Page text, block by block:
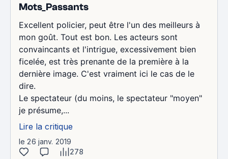
Mots_Passants
Excellent policier, peut être l'un des meilleurs à
mon goût. Tout est bon. Les acteurs sont
convaincants et l'intrigue, excessivement bien
ficelée, est très prenante de la première à la
dernière image. C'est vraiment ici le cas de le
dire.
Le spectateur (du moins, le spectateur "moyen"
je présume,...
Lire la critique
le 26 janv. 2019
278